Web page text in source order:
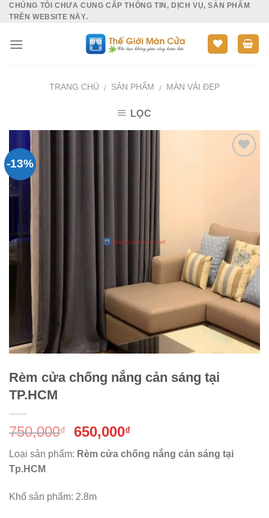
SkipCHÚNG TÔI CHƯA CUNG CẤP THÔNG TIN, DỊCH VỤ, SẢN PHẨM
TRÊN WEBSITE NÀY.
TRANG CHỦ / SẢN PHẨM / MÀN VẢI ĐẸP
LỌC
-13%
Rèm cửa chống nắng cản sáng tại
TP.HCM
750,000₫
Giá
gốc
là:
650,000₫Giá
hiện
tại
Loại sản phẩm: Rèm cửa chống nắng cản sáng tại
Tp.HCM
Khổ sản phẩm: 2.8m